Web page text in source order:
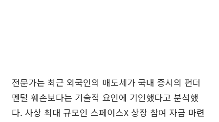
전문가는 최근 외국인의 매도세가 국내 증시의 펀더
멘털 훼손보다는 기술적 요인에 기인했다고 분석했
다. 사상 최대 규모인 스페이스X 상장 참여 자금 마련